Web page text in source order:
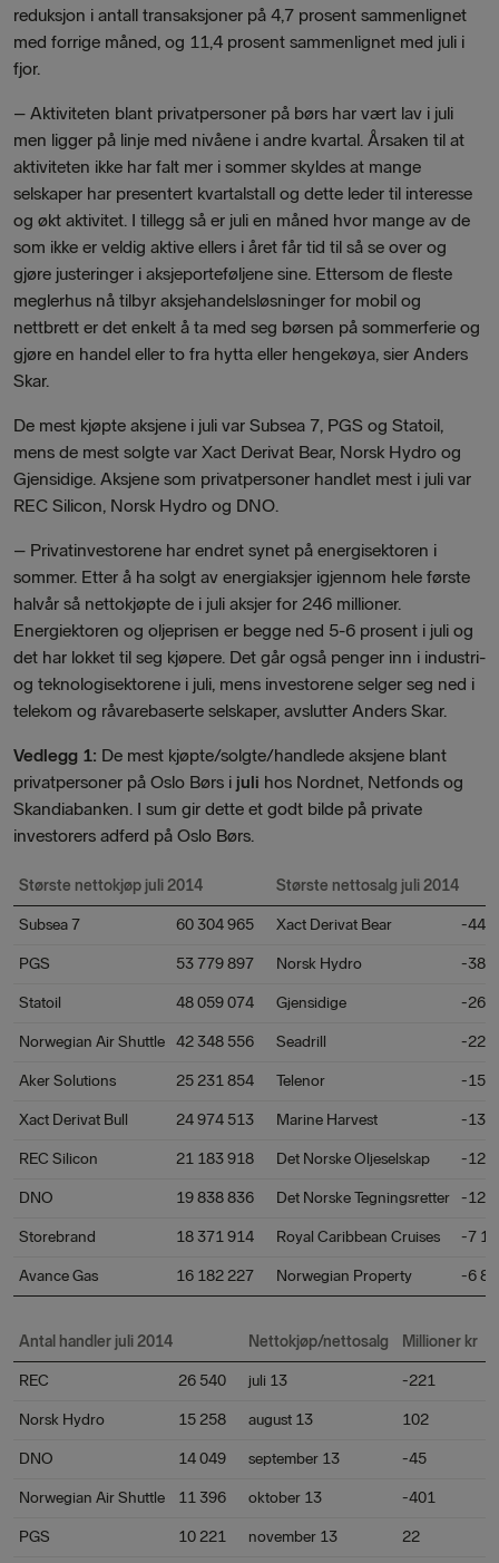
reduksjon i antall transaksjoner på 4,7 prosent sammenlignet
med forrige måned, og 11,4 prosent sammenlignet med juli i
fjor.
– Aktiviteten blant privatpersoner på børs har vært lav i juli
men ligger på linje med nivåene i andre kvartal. Årsaken til at
aktiviteten ikke har falt mer i sommer skyldes at mange
selskaper har presentert kvartalstall og dette leder til interesse
og økt aktivitet. I tillegg så er juli en måned hvor mange av de
som ikke er veldig aktive ellers i året får tid til så se over og
gjøre justeringer i aksjeporteføljene sine. Ettersom de fleste
meglerhus nå tilbyr aksjehandelsløsninger for mobil og
nettbrett er det enkelt å ta med seg børsen på sommerferie og
gjøre en handel eller to fra hytta eller hengekøya, sier Anders
Skar.
De mest kjøpte aksjene i juli var Subsea 7, PGS og Statoil,
mens de mest solgte var Xact Derivat Bear, Norsk Hydro og
Gjensidige. Aksjene som privatpersoner handlet mest i juli var
REC Silicon, Norsk Hydro og DNO.
– Privatinvestorene har endret synet på energisektoren i
sommer. Etter å ha solgt av energiaksjer igjennom hele første
halvår så nettokjøpte de i juli aksjer for 246 millioner.
Energiektoren og oljeprisen er begge ned 5-6 prosent i juli og
det har lokket til seg kjøpere. Det går også penger inn i industri-
og teknologisektorene i juli, mens investorene selger seg ned i
telekom og råvarebaserte selskaper, avslutter Anders Skar.
Vedlegg 1: De mest kjøpte/solgte/handlede aksjene blant
privatpersoner på Oslo Børs i juli hos Nordnet, Netfonds og
Skandiabanken. I sum gir dette et godt bilde på private
investorers adferd på Oslo Børs.
Største nettokjøp juli 2014 Største nettosalg juli 2014
Subsea 7 60 304 965 Xact Derivat Bear -44
PGS 53 779 897 Norsk Hydro -38
Statoil 48 059 074 Gjensidige -26
Norwegian Air Shuttle 42 348 556 Seadrill -22
Aker Solutions 25 231 854 Telenor -15
Xact Derivat Bull 24 974 513 Marine Harvest -13
REC Silicon 21 183 918 Det Norske Oljeselskap -12
DNO 19 838 836 Det Norske Tegningsretter -12
Storebrand 18 371 914 Royal Caribbean Cruises -7
Avance Gas 16 182 227 Norwegian Property -6
Antal handler juli 2014 Nettokjøp/nettosalg Millioner kr
REC 26 540 juli 13 -221
Norsk Hydro 15 258 august 13 102
DNO 14 049 september 13 -45
Norwegian Air Shuttle 11 396 oktober 13 -401
PGS 10 221 november 13 22